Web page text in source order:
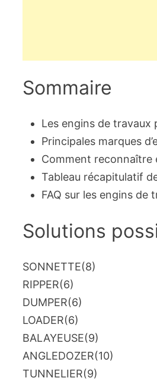
Sommaire
Les engins de travaux
Principales marques
Comment reconnaître
Tableau récapitulatif
FAQ sur les engins de
Solutions
SONNETTE(8)
RIPPER(6)
DUMPER(6)
LOADER(6)
BALAYEUSE(9)
ANGLEDOZER(10)
TUNNELIER(9)